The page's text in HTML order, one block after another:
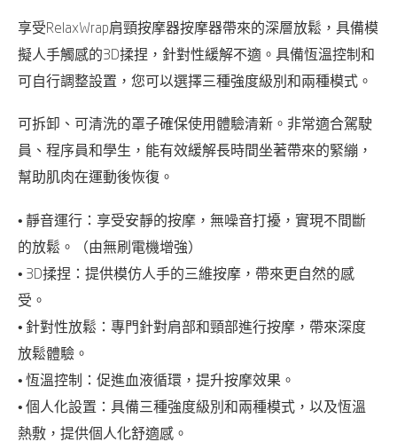
享受RelaxWrap肩頸按摩器按摩器帶來的深層放鬆，具備模
擬人手觸感的3D揉捏，針對性緩解不適。具備恆溫控制和
可自行調整設置，您可以選擇三種強度級別和兩種模式。
可拆卸、可清洗的罩子確保使用體驗清新。非常適合駕駛
員、程序員和學生，能有效緩解長時間坐著帶來的緊繃，
幫助肌肉在運動後恢復。
• 靜音運行：享受安靜的按摩，無噪音打擾，實現不間斷
的放鬆。（由無刷電機增強）
• 3D揉捏：提供模仿人手的三維按摩，帶來更自然的感
受。
• 針對性放鬆：專門針對肩部和頸部進行按摩，帶來深度
放鬆體驗。
• 恆溫控制：促進血液循環，提升按摩效果。
• 個人化設置：具備三種強度級別和兩種模式，以及恆溫
熱敷，提供個人化舒適感。